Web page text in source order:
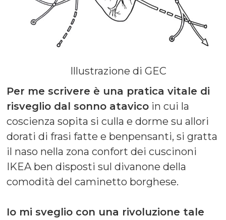
Illustrazione di GEC
Per me scrivere è una pratica vitale di
risveglio dal sonno atavico in cui la
coscienza sopita si culla e dorme su allori
dorati di frasi fatte e benpensanti, si gratta
il naso nella zona confort dei cuscinoni
IKEA ben disposti sul divanone della
comodità del caminetto borghese.
Io mi sveglio con una rivoluzione tale